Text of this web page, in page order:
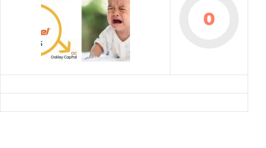
0